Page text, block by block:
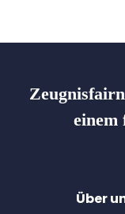
einem
Über